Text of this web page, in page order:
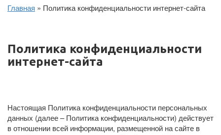
Главная Политика конфиденциальности интернет-сайта
Политика конфиденциальности
интернет-сайта
Настоящая Политика конфиденциальности персональных
данных (далее – Политика конфиденциальности) действует
в отношении всей информации, размещенной на сайте в